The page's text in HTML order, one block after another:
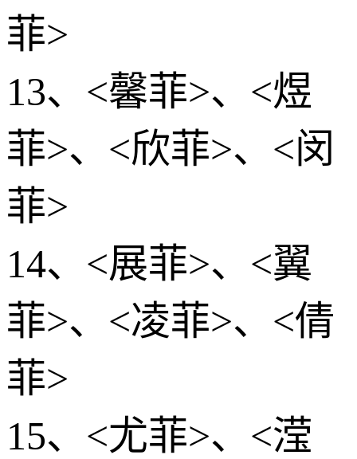
菲>
13、<馨菲>、<煜
菲>、<欣菲>、<闵
菲>
14、<展菲>、<翼
菲>、<凌菲>、<倩
菲>
15、<尤菲>、<滢